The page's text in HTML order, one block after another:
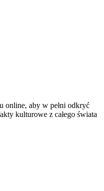
online, aby w pełni odkryć
kulturowe z całego świata